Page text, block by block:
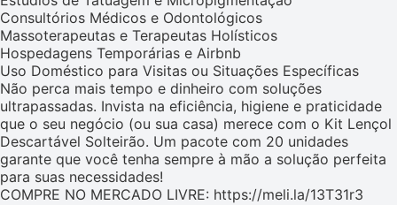
Consultórios Médicos e Odontológicos
Massoterapeutas e Terapeutas Holísticos
Hospedagens Temporárias e Airbnb
Uso Doméstico para Visitas ou Situações Específicas
Não perca mais tempo e dinheiro com soluções
ultrapassadas. Invista na eficiência, higiene e praticidade
que o seu negócio (ou sua casa) merece com o Kit Lençol
Descartável Solteirão. Um pacote com 20 unidades
garante que você tenha sempre à mão a solução perfeita
para suas necessidades!
COMPRE NO MERCADO LIVRE: https://meli.la/13T31r3